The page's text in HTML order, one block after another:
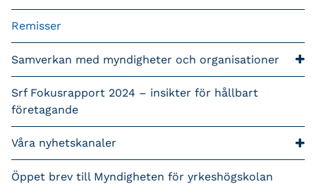
Remisser
Samverkan med myndigheter och organisationer
Srf Fokusrapport 2024 – insikter för hållbart
företagande
Våra nyhetskanaler
Öppet brev till Myndigheten för yrkeshögskolan